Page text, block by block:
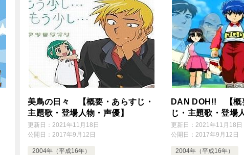
美鳥の日々 【概要・あらすじ・
主題歌・登場人物・声優】
更新日： 2021年11月18日
公開日： 2017年9月12日
2004年（平成16年）
DAN DOH!! 【概
じ・主題歌・登場
更新日： 2021年11月18日
公開日： 2017年9月12日
2004年（平成16年）